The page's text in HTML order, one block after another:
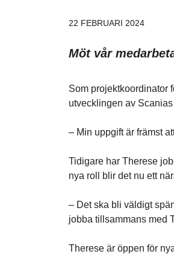
22 FEBRUARI 2024
Möt vår
Som projektkoordinator
utvecklingen av
– Min uppgift är främst
Tidigare har Therese
nya roll blir det nu ett
– Det ska bli väldigt
jobba tillsammans med
Therese är öppen för